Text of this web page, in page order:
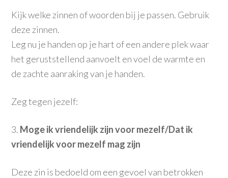
Kijk welke zinnen of woorden bij je passen. Gebruik
deze zinnen.
Leg nu je handen op je hart of een andere plek waar
het geruststellend aanvoelt en voel de warmte en
de zachte aanraking van je handen.
Zeg tegen jezelf:
3. Moge ik vriendelijk zijn voor mezelf/Dat ik
vriendelijk voor mezelf mag zijn
Deze zin is bedoeld om een gevoel van betrokken